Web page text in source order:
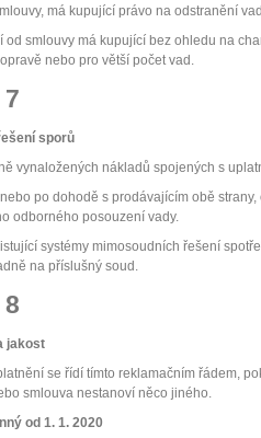
má kupující právo na odstranění
smlouvy má kupující bez ohledu na
nebo pro větší počet vad.
sporů
vynaložených nákladů spojených s
po dohodě s prodávajícím obě
odborného posouzení vady.
systémy mimosoudních řešení
na příslušný soud.
jakost
se řídí tímto reklamačním řádem,
smlouva nestanoví něco jiného.
od 1. 1. 2020